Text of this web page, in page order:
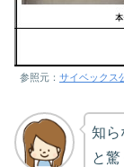
参照元： サイベックス
知ら
と